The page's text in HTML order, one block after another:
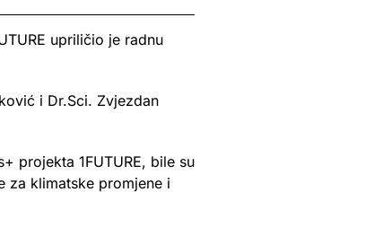
upriličio je radnu
i Dr.Sci. Zvjezdan
projekta 1FUTURE, bile su
za klimatske promjene i